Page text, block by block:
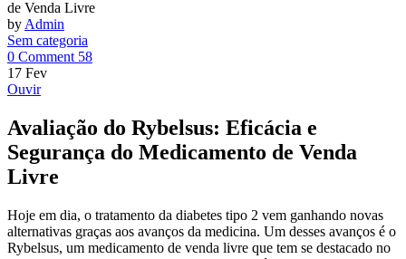
de Venda Livre
byAdmin
Sem categoria
0 Comment 58
17 Fev
Ouvir
Avaliação do Rybelsus: Eficácia e
Segurança do Medicamento de Venda
Livre
Hoje em dia, o tratamento da diabetes tipo 2 vem ganhando novas
alternativas graças aos avanços da medicina. Um desses avanços é o
Rybelsus, um medicamento de venda livre que tem se destacado no